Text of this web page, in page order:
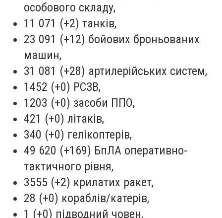
особового складу,
11 071 (+2) танків,
23 091 (+12) бойових броньованих
машин,
31 081 (+28) артилерійських систем,
1452 (+0) РСЗВ,
1203 (+0) засоби ППО,
421 (+0) літаків,
340 (+0) гелікоптерів,
49 620 (+169) БпЛА оперативно-
тактичного рівня,
3555 (+2) крилатих ракет,
28 (+0) кораблів/катерів,
1 (+0) підводний човен,